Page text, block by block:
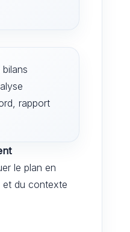
rapport
le plan en
du contexte